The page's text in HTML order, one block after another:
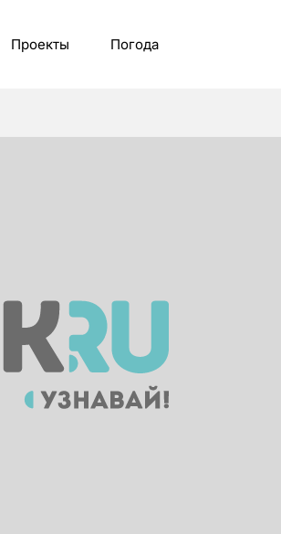
Проекты Погода